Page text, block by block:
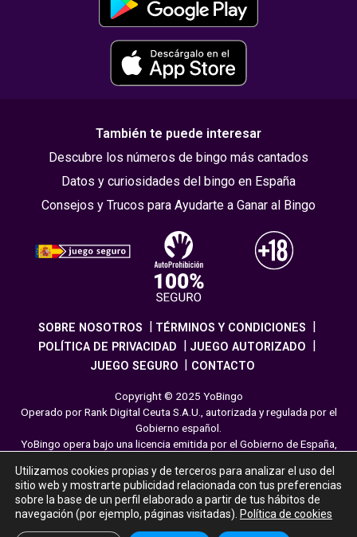
También te puede interesar
Descubre los números de bingo más cantados
Datos y curiosidades del bingo en España
Consejos y Trucos para Ayudarte a Ganar al Bingo
SOBRE NOSOTROS
TÉRMINOS Y CONDICIONES
POLÍTICA DE PRIVACIDAD
JUEGO AUTORIZADO
JUEGO SEGURO
CONTACTO
Copyright © 2025 YoBingo
Operado por Rank Digital Ceuta S.A.U., autorizada y regulada por el
Gobierno español.
YoBingo opera bajo una licencia emitida por el Gobierno de España,
responsabilidad en los juegos online. El juego es una forma de
entretenimiento cuya finalidad es ofrecer diversión y emoción a los
jugadores en nuestra página web. Juega con moderación siguiendo
las pautas recomendadas para el juego responsable.
Utilizamos cookies propias y de terceros para analizar el uso del
sitio web y mostrarte publicidad relacionada con tus preferencias
sobre la base de un perfil elaborado a partir de tus hábitos de
navegación (por ejemplo, páginas visitadas). Política de cookies